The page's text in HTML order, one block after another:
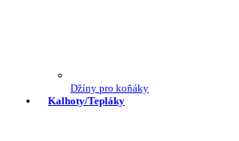
Džíny pro koňáky
Kalhoty/Tepláky